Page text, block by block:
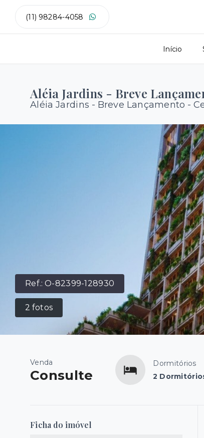
(11) 98284-4058
Início
Aléia Jardins - Breve
Aléia Jardins - Breve Lançamento -
Ref.:O-82399-128930
2 fotos
Venda
Consulte
Dormitórios
2
Ficha do imóvel